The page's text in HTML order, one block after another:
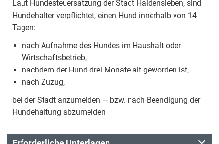
Laut Hundesteuersatzung der Stadt Haldensleben, sind
Hundehalter verpflichtet, einen Hund innerhalb von 14
Tagen:
nach Aufnahme des Hundes im Haushalt oder
Wirtschaftsbetrieb,
nachdem der Hund drei Monate alt geworden ist,
nach Zuzug,
bei der Stadt anzumelden — bzw. nach Beendigung der
Hundehaltung abzumelden